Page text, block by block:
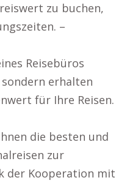
zu buchen,
–
Reisebüros
erhalten
für Ihre Reisen.
die besten und
zur
der Kooperation mit